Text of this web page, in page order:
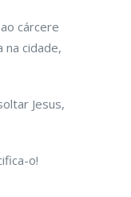
cárcere
na cidade,
Jesus,
o!